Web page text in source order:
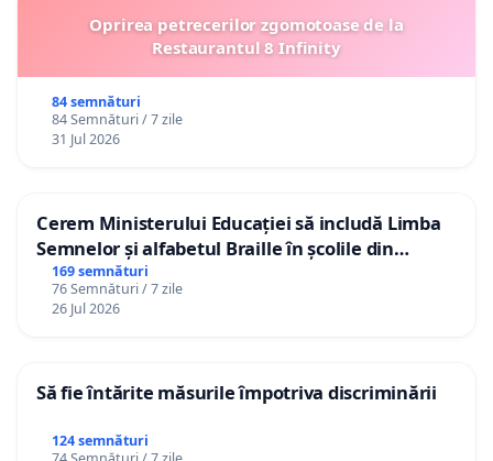
Oprirea petrecerilor zgomotoase de la
Restaurantul 8 Infinity
84 semnături
84 Semnături / 7 zile
31 Jul 2026
Cerem Ministerului Educației să includă Limba
Semnelor și alfabetul Braille în școlile din
Republica Moldova!
169 semnături
76 Semnături / 7 zile
26 Jul 2026
Să fie întărite măsurile împotriva discriminării
124 semnături